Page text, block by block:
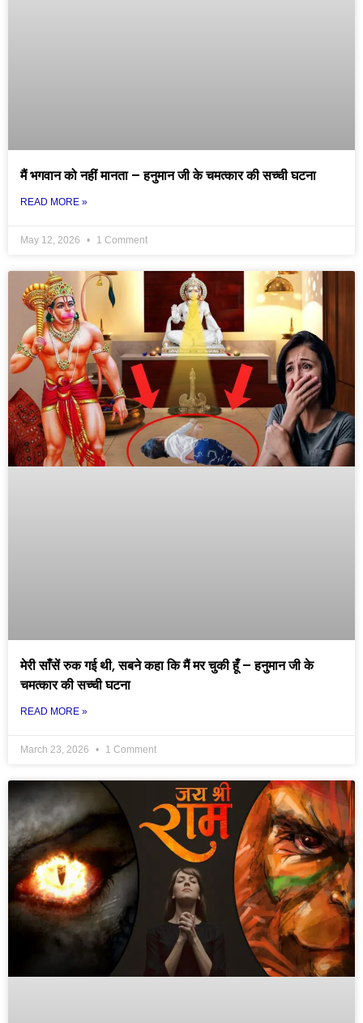
मैं भगवान को नहीं मानता – हनुमान जी के चमत्कार की सच्ची घटना
READ MORE »
May 12, 2026 1 Comment
मेरी साँसें रुक गई थी, सबने कहा कि मैं मर चुकी हूँ – हनुमान जी के
चमत्कार की सच्ची घटना
READ MORE »
March 23, 2026 1 Comment